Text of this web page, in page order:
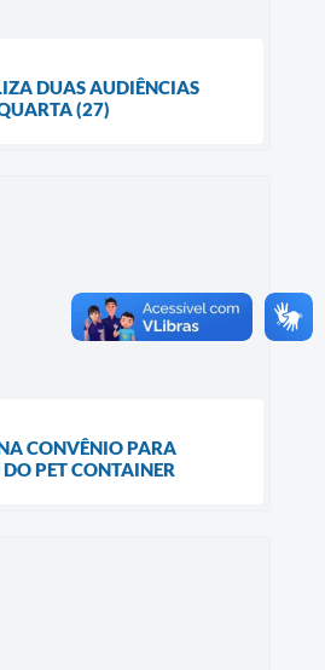
DUAS AUDIÊNCIAS
(27)
CONVÊNIO PARA
PET CONTAINER